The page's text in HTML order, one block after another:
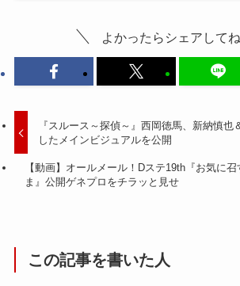
よかったらシェアしてね
『スルース～探偵～』西岡徳馬、新納慎也
したメインビジュアルを公開
【動画】オールメール！Dステ19th『お気に召
ま』公開ゲネプロをチラッと見せ
この記事を書いた人